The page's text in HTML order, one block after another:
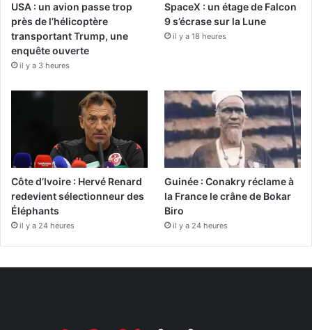
USA : un avion passe trop
près de l’hélicoptère
transportant Trump, une
enquête ouverte
il y a 3 heures
SpaceX : un étage de Falcon
9 s’écrase sur la Lune
il y a 18 heures
Côte d’Ivoire : Hervé Renard
redevient sélectionneur des
Éléphants
il y a 24 heures
Guinée : Conakry réclame à
la France le crâne de Bokar
Biro
il y a 24 heures